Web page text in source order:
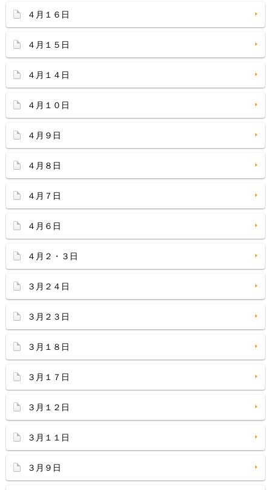
４月１６日
４月１５日
４月１４日
４月１０日
４月９日
４月８日
４月７日
４月６日
４月２・３日
３月２４日
３月２３日
３月１８日
３月１７日
３月１２日
３月１１日
３月９日